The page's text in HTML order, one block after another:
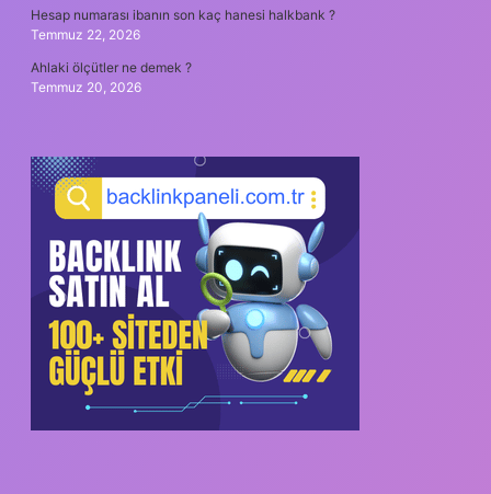
Hesap numarası ibanın son kaç hanesi halkbank ?
Temmuz 22, 2026
Ahlaki ölçütler ne demek ?
Temmuz 20, 2026